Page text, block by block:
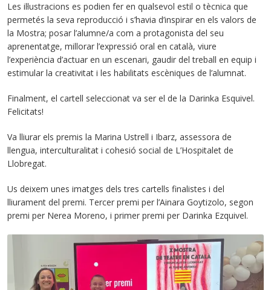
Les il·lustracions es podien fer en qualsevol estil o tècnica que
permetés la seva reproducció i s’havia d’inspirar en els valors de
la Mostra; posar l’alumne/a com a protagonista del seu
aprenentatge, millorar l’expressió oral en català, viure
l’experiència d’actuar en un escenari, gaudir del treball en equip i
estimular la creativitat i les habilitats escèniques de l’alumnat.
Finalment, el cartell seleccionat va ser el de la Darinka Esquivel.
Felicitats!
Va lliurar els premis la Marina Ustrell i Ibarz, assessora de
llengua, interculturalitat i cohesió social de L’Hospitalet de
Llobregat.
Us deixem unes imatges dels tres cartells finalistes i del
lliurament del premi. Tercer premi per l’Ainara Goytizolo, segon
premi per Nerea Moreno, i primer premi per Darinka Ezquivel.